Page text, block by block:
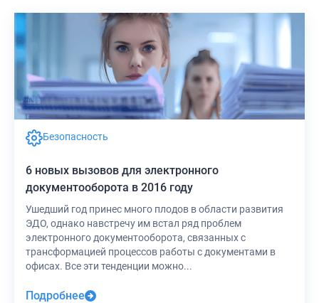
Безопасность
6 новых вызовов для электронного
документооборота в 2016 году
Ушедший год принес много плодов в области развития
ЭДО, однако навстречу им встал ряд проблем
электронного документооборота, связанных с
трансформацией процессов работы с документами в
офисах. Все эти тенденции можно...
Подробнее